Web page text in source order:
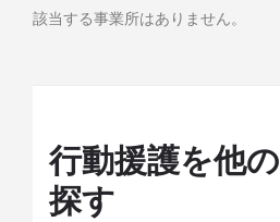
該当する事業所はありません。
行動援護を他
探す